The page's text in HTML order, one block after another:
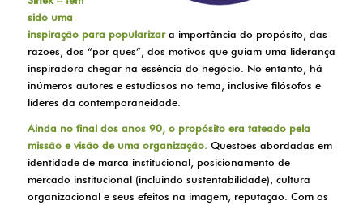
sido uma
inspiração para popularizara importância do propósito, das
razões, dos “por ques”, dos motivos que guiam uma liderança
inspiradora chegar na essência do negócio. No entanto, há
inúmeros autores e estudiosos no tema, inclusive filósofos e
líderes da contemporaneidade.
Ainda no final dos anos 90, o propósito era tateado pela
missão e visão de uma organização. Questões abordadas em
identidade de marca institucional, posicionamento de
mercado institucional (incluindo sustentabilidade), cultura
organizacional e seus efeitos na imagem, reputação. Com os